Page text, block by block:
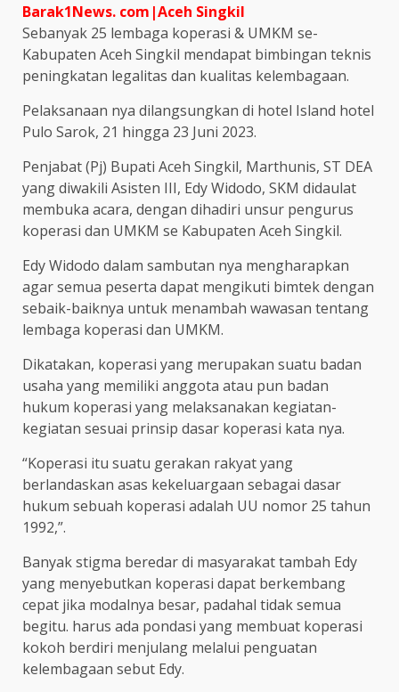
Barak1News. com|Aceh Singkil
Sebanyak 25 lembaga koperasi & UMKM se-
Kabupaten Aceh Singkil mendapat bimbingan teknis
peningkatan legalitas dan kualitas kelembagaan.
Pelaksanaan nya dilangsungkan di hotel Island hotel
Pulo Sarok, 21 hingga 23 Juni 2023.
Penjabat (Pj) Bupati Aceh Singkil, Marthunis, ST DEA
yang diwakili Asisten III, Edy Widodo, SKM didaulat
membuka acara, dengan dihadiri unsur pengurus
koperasi dan UMKM se Kabupaten Aceh Singkil.
Edy Widodo dalam sambutan nya mengharapkan
agar semua peserta dapat mengikuti bimtek dengan
sebaik-baiknya untuk menambah wawasan tentang
lembaga koperasi dan UMKM.
Dikatakan, koperasi yang merupakan suatu badan
usaha yang memiliki anggota atau pun badan
hukum koperasi yang melaksanakan kegiatan-
kegiatan sesuai prinsip dasar koperasi kata nya.
“Koperasi itu suatu gerakan rakyat yang
berlandaskan asas kekeluargaan sebagai dasar
hukum sebuah koperasi adalah UU nomor 25 tahun
1992,”.
Banyak stigma beredar di masyarakat tambah Edy
yang menyebutkan koperasi dapat berkembang
cepat jika modalnya besar, padahal tidak semua
begitu. harus ada pondasi yang membuat koperasi
kokoh berdiri menjulang melalui penguatan
kelembagaan sebut Edy.